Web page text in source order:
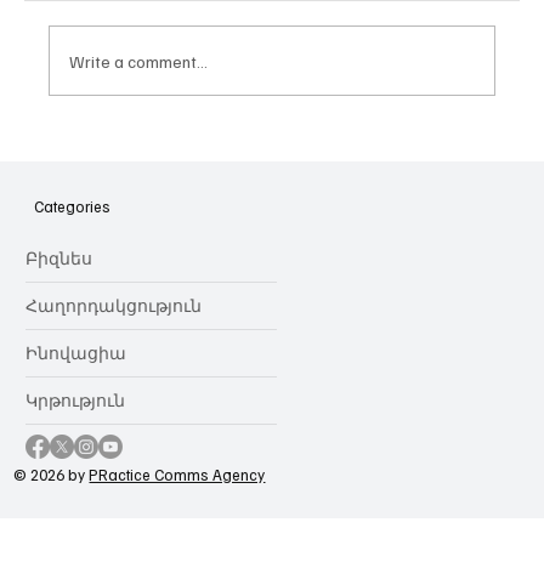
նվիրում որոշում
Write a comment...
Categories
Բիզնես
Հաղորդակցություն
Ինովացիա
Կրթություն
© 2026 byPRactice Comms Agency